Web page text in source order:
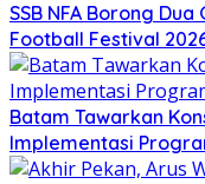
SSB NFA Borong
Football Festival
Batam Tawarkan
Implementasi